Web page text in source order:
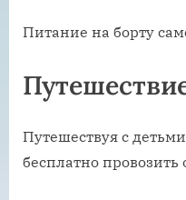
Питание на борту
Путешествуя с
бесплатно